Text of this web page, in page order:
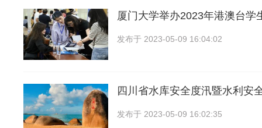
厦门大学举办2023年港澳台学
发布于 2023-05-09 16:04:02
四川省水库安全度汛暨水利安
发布于 2023-05-09 16:02:35